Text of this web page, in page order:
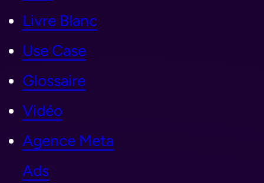
Livre Blanc
Use Case
Glossaire
Vidéo
Agence Meta
Ads